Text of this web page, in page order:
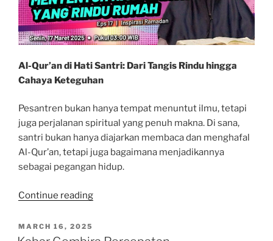
Al-Qur’an di Hati Santri: Dari Tangis Rindu hingga
Cahaya Keteguhan
Pesantren bukan hanya tempat menuntut ilmu, tetapi
juga perjalanan spiritual yang penuh makna. Di sana,
santri bukan hanya diajarkan membaca dan menghafal
Al-Qur’an, tetapi juga bagaimana menjadikannya
sebagai pegangan hidup.
Continue reading“Nuzulul
Al-
POSTED
ON
MARCH 16, 2025